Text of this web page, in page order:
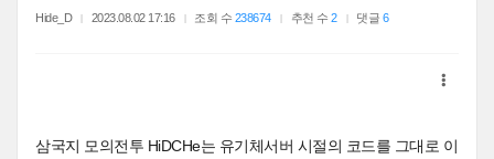
Hide_D 2023.08.02 17:16 조회 수 238674 추천 수2 댓글 6
삼국지 모의전투 HiDCHe는 유기체서버 시절의 코드를 그대로 이